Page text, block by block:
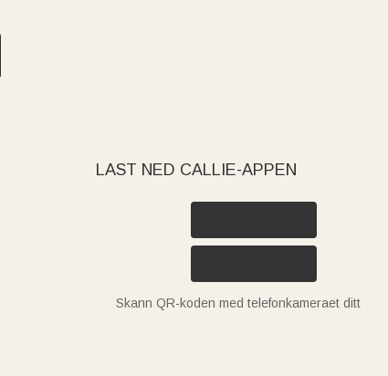
LAST NED CALLIE-APPEN
Skann QR-koden med telefonkameraet ditt